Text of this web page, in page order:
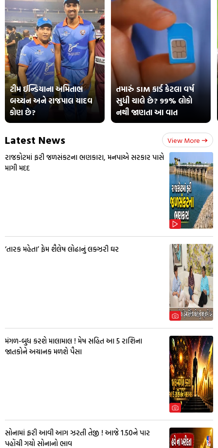
ટીમ ઈન્ડિયાના અમિતાભ
બચ્ચન અને રાજપાલ યાદવ
કોણ છે?
તમારું SIM કાર્ડ કેટલા વર્ષ
સુધી ચાલે છે? 99% લોકો
નથી જાણતા આ વાત
Latest News View More
રાજકોટમાં ફરી જળસંકટના ભણકારા, મનપાએ સરકાર પાસે
માગી મદદ
‘તારક મહેતા’ ફેમ શૈલેષ લોઢાનું લક્ઝરી ઘર
મંગળ-બુધ કરશે માલામાલ ! મેષ સહિત આ 5 રાશિના
જાતકોને અચાનક મળશે પૈસા
સોનામાં ફરી આવી આગ ઝરતી તેજી ! આજે 1.50ને પાર
પહોંચી ગયો સોનાનો ભાવ